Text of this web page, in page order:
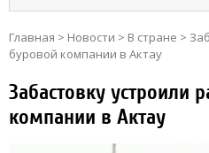
Главная > Новости > В стране >
буровой компании в Актау
Забастовку устроили
компании в Актау